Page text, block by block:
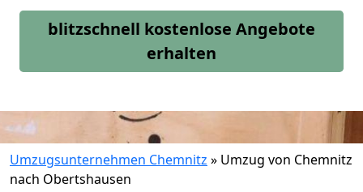
blitzschnell kostenlose Angebote
erhalten
Umzugsunternehmen Chemnitz » Umzug von Chemnitz
nach Obertshausen